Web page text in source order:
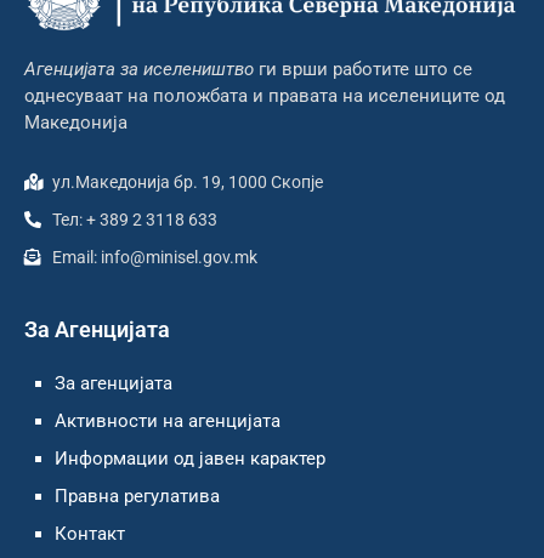
Агенцијата за иселеништво ги врши работите што се
однесуваат на положбата и правата на иселениците од
Македонија
ул.Македонија бр. 19, 1000 Скопје
Тел: + 389 2 3118 633
Email: info@minisel.gov.mk
За Агенцијата
За агенцијата
Активности на агенцијата
Информации од јавен карактер
Правна регулатива
Контакт